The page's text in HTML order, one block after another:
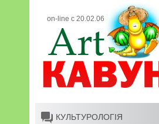
on-line с 20.02.06
КУЛЬТУРОЛОГІЯ